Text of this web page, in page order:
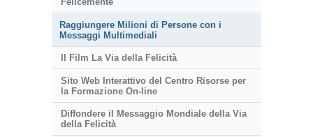
Raggiungere Milioni di Persone con i
Messaggi Multimediali
Il Film La Via della Felicità
Sito Web Interattivo del Centro Risorse per
la Formazione On-line
Diffondere il Messaggio Mondiale della Via
della Felicità